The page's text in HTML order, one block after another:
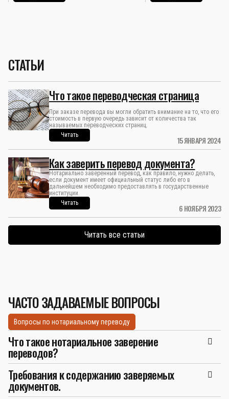
СТАТЬИ
15 ЯНВАРЯ 2024
Что такое переводческая страница
При заказе перевода вы могли обратить внимание на то, что его
стоимость в первую очередь зависит от количества так
называемых переводческих страниц.
Читать
6 НОЯБРЯ 2023
Как заверить перевод документа?
Нотариально заверенный перевод, как правило, нужно делать,
если документ имеет официальный статус либо его в
дальнейшем необходимо предоставлять в государственные
институции.
Читать
Читать все статьи
ЧАСТО ЗАДАВАЕМЫЕ ВОПРОСЫ
Вопросы по нотариальному переводу
Что такое нотариальное заверение
переводов?
Требования к содержанию заверяемых
документов.